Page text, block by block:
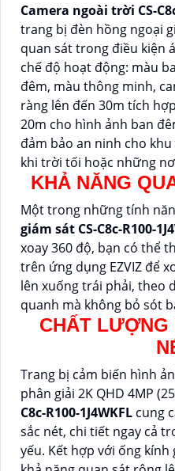
Camera ngoài trời CS-
trang bị đèn hồng ngoại
quan sát trong điều kiện
chế độ hoạt động: màu
đêm, màu thông minh,
ràng lên đến 30m tích
20m cho hình ảnh ban
đảm bảo an ninh cho
khi trời tối hoặc những
KHẢ NĂNG
Một trong những tính
giám sát CS-C8c-R100-
xoay 360 độ, bạn có thể
trên ứng dụng EZVIZ để
lên xuống trái phải, theo
quanh mà không bỏ sót
CHẤT LƯỢNG
Trang bị cảm biến hình
phân giải 2K QHD 4MP
C8c-R100-1J4WKFL cung
sắc nét, chi tiết ngay cả
yếu. Kết hợp với ống